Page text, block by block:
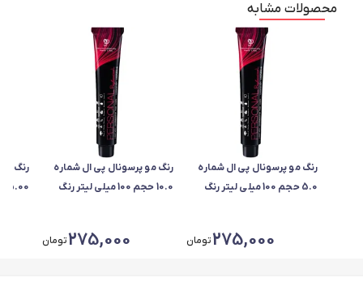
محصولات مشابه
رنگ مو پرسونال پی ال شماره
5.0 حجم 100 میلی لیتر رنگ
275,000تومان
رنگ مو پرسونال پی ال شماره
10.0 حجم 100 میلی لیتر رنگ
275,000تومان
رنگ